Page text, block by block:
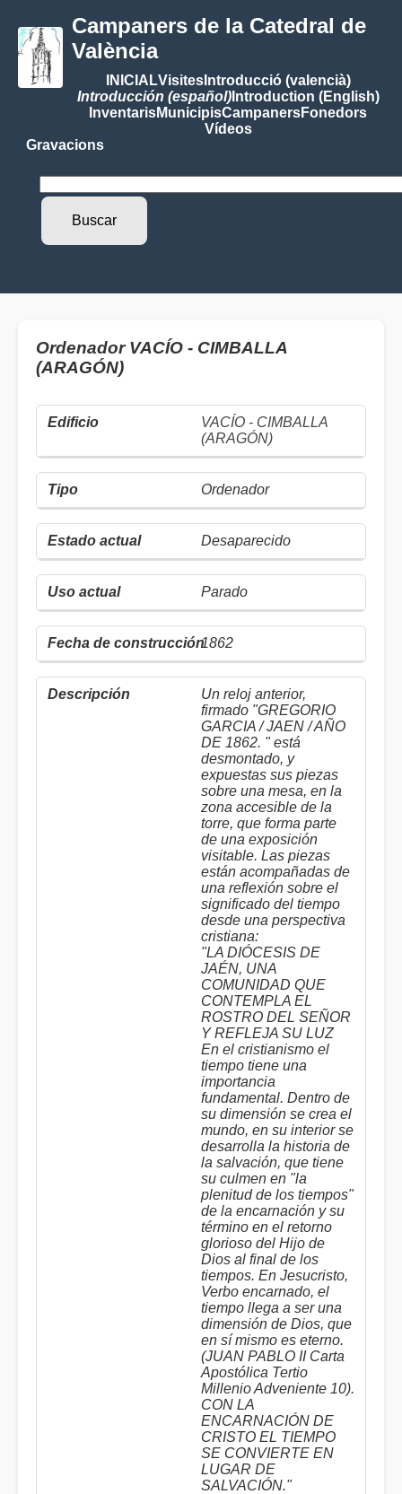
Campaners de la Catedral de
València
INICIALVisitesIntroducció (valencià)
Introducción (español)Introduction (English)
InventarisMunicipisCampanersFonedors
Vídeos
Gravacions
Ordenador VACÍO - CIMBALLA
(ARAGÓN)
VACÍO - CIMBALLA
(ARAGÓN)
Ordenador
Desaparecido
Parado
1862
Un reloj anterior,
firmado "GREGORIO
GARCIA / JAEN / AÑO
DE 1862. " está
desmontado, y
expuestas sus piezas
sobre una mesa, en la
zona accesible de la
torre, que forma parte
de una exposición
visitable. Las piezas
están acompañadas de
una reflexión sobre el
significado del tiempo
desde una perspectiva
cristiana:
"LA DIÓCESIS DE
JAÉN, UNA
COMUNIDAD QUE
CONTEMPLA EL
ROSTRO DEL SEÑOR
Y REFLEJA SU LUZ
En el cristianismo el
tiempo tiene una
importancia
fundamental. Dentro de
su dimensión se crea el
mundo, en su interior se
desarrolla la historia de
la salvación, que tiene
su culmen en "la
plenitud de los tiempos"
de la encarnación y su
término en el retorno
glorioso del Hijo de
Dios al final de los
tiempos. En Jesucristo,
Verbo encarnado, el
tiempo llega a ser una
dimensión de Dios, que
en sí mismo es eterno.
(JUAN PABLO II Carta
Apostólica Tertio
Millenio Adveniente 10).
CON LA
ENCARNACIÓN DE
CRISTO EL TIEMPO
SE CONVIERTE EN
LUGAR DE
SALVACIÓN."